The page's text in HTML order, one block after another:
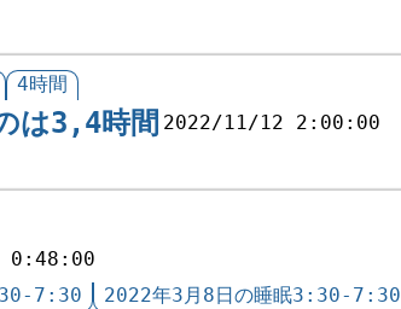
4時間
は3,4時間 2022/11/12 2:00:00
0:48:00
7:30
2022年3月8日の睡眠3:30-7:30